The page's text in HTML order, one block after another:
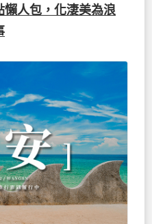
懶人包，化淒美為浪